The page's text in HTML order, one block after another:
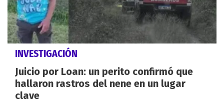
INVESTIGACIÓN
Juicio por Loan: un perito confirmó que
hallaron rastros del nene en un lugar
clave